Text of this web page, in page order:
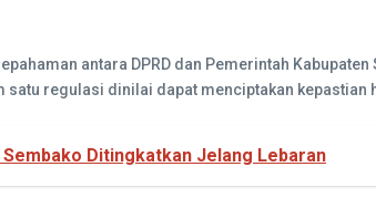
antara DPRD dan Pemerintah
regulasi dinilai dapat menciptakan
Ditingkatkan Jelang Lebaran